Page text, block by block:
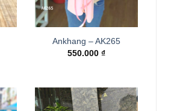
Ankhang – AK265
550.000 ₫